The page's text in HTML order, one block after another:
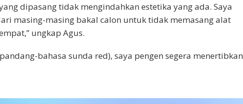
dipasang tidak mengindahkan estetika yang ada. Saya
masing-masing bakal calon untuk tidak memasang alat
ungkap Agus.
bahasa sunda red), saya pengen segera menertibkan